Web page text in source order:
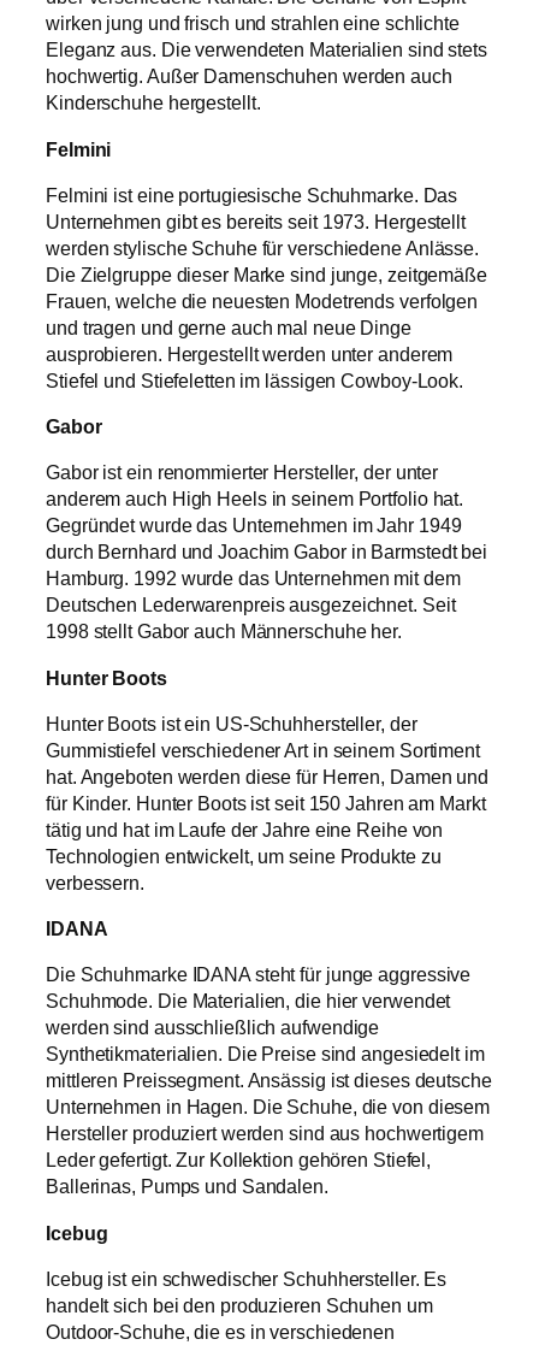
wirken jung und frisch und strahlen eine schlichte
Eleganz aus. Die verwendeten Materialien sind stets
hochwertig. Außer Damenschuhen werden auch
Kinderschuhe hergestellt.
Felmini
Felmini ist eine portugiesische Schuhmarke. Das
Unternehmen gibt es bereits seit 1973. Hergestellt
werden stylische Schuhe für verschiedene Anlässe.
Die Zielgruppe dieser Marke sind junge, zeitgemäße
Frauen, welche die neuesten Modetrends verfolgen
und tragen und gerne auch mal neue Dinge
ausprobieren. Hergestellt werden unter anderem
Stiefel und Stiefeletten im lässigen Cowboy-Look.
Gabor
Gabor ist ein renommierter Hersteller, der unter
anderem auch High Heels in seinem Portfolio hat.
Gegründet wurde das Unternehmen im Jahr 1949
durch Bernhard und Joachim Gabor in Barmstedt bei
Hamburg. 1992 wurde das Unternehmen mit dem
Deutschen Lederwarenpreis ausgezeichnet. Seit
1998 stellt Gabor auch Männerschuhe her.
Hunter Boots
Hunter Boots ist ein US-Schuhhersteller, der
Gummistiefel verschiedener Art in seinem Sortiment
hat. Angeboten werden diese für Herren, Damen und
für Kinder. Hunter Boots ist seit 150 Jahren am Markt
tätig und hat im Laufe der Jahre eine Reihe von
Technologien entwickelt, um seine Produkte zu
verbessern.
IDANA
Die Schuhmarke IDANA steht für junge aggressive
Schuhmode. Die Materialien, die hier verwendet
werden sind ausschließlich aufwendige
Synthetikmaterialien. Die Preise sind angesiedelt im
mittleren Preissegment. Ansässig ist dieses deutsche
Unternehmen in Hagen. Die Schuhe, die von diesem
Hersteller produziert werden sind aus hochwertigem
Leder gefertigt. Zur Kollektion gehören Stiefel,
Ballerinas, Pumps und Sandalen.
Icebug
Icebug ist ein schwedischer Schuhhersteller. Es
handelt sich bei den produzieren Schuhen um
Outdoor-Schuhe, die es in verschiedenen